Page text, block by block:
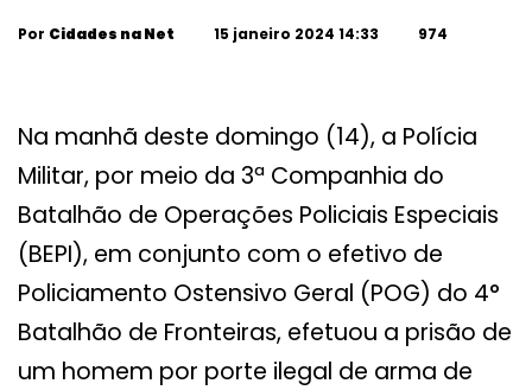
Por Cidades na Net 15 janeiro 2024 14:33 974
Na manhã deste domingo (14), a Polícia
Militar, por meio da 3ª Companhia do
Batalhão de Operações Policiais Especiais
(BEPI), em conjunto com o efetivo de
Policiamento Ostensivo Geral (POG) do 4°
Batalhão de Fronteiras, efetuou a prisão de
um homem por porte ilegal de arma de